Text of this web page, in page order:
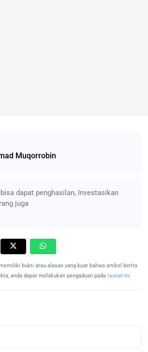
Muqorrobin
dapat penghasilan, Investasikan
juga
bukti atau alasan yang kuat bahwa artikel berita
anda dapat melakukan pengaduan pada tautan ini